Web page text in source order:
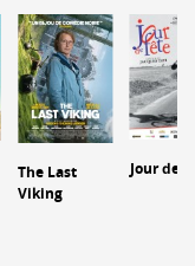
The Last
Viking
Jour de